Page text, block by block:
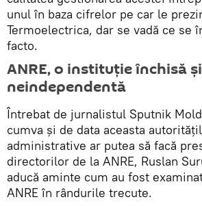
unul în baza cifrelor pe car le
Termoelectrica, dar se vadă ce se
facto.
ANRE, o instituție închisă și
neindependentă
Întrebat de jurnalistul Sputnik
cumva și de data aceasta
administrative ar putea să facă
directorilor de la ANRE, Ruslan
aducă aminte cum au fost
ANRE în rândurile trecute.